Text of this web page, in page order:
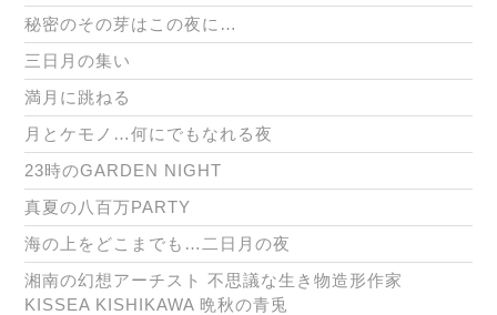
秘密のその芽はこの夜に…
三日月の集い
満月に跳ねる
月とケモノ…何にでもなれる夜
23時のGARDEN NIGHT
真夏の八百万PARTY
海の上をどこまでも…二日月の夜
湘南の幻想アーチスト 不思議な生き物造形作家
KISSEA KISHIKAWA 晩秋の青兎